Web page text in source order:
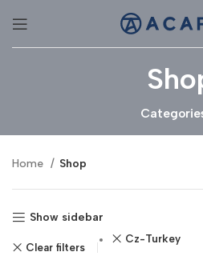
Home Shop
Show sidebar
Clear filters
Cz-Turkey